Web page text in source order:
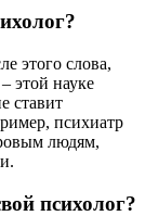
этого слова,
этой науке
ставит
психиатр
людям,
психолог?